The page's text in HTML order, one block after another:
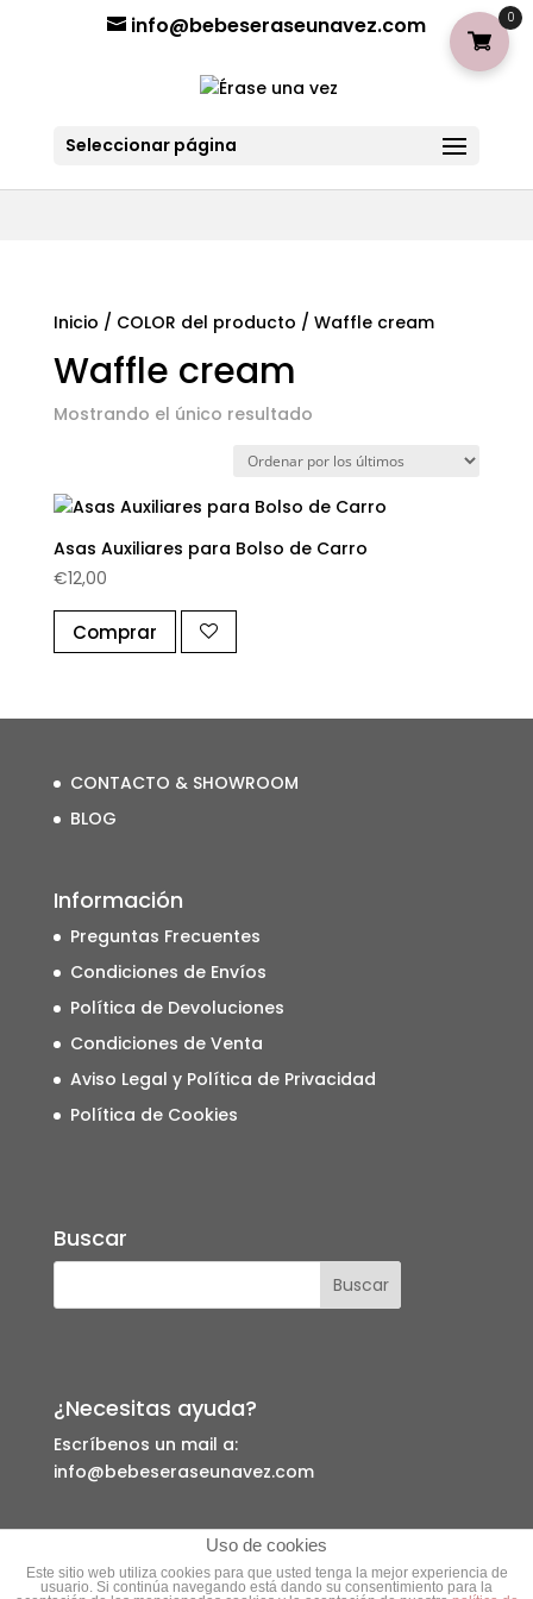
¡Aviso importante para tod@s! Si necesitan más información
info@bebeseraseunavez.com
Seleccionar página
Inicio / COLOR del producto / Waffle cream
Waffle cream
Mostrando el único resultado
Asas Auxiliares para Bolso de Carro
€12,00
Comprar
CONTACTO & SHOWROOM
BLOG
Información
Preguntas Frecuentes
Condiciones de Envíos
Política de Devoluciones
Condiciones de Venta
Aviso Legal y Política de Privacidad
Política de Cookies
Buscar
¿Necesitas ayuda?
Escríbenos un mail a:
info@bebeseraseunavez.com
Uso de cookies
Este sitio web utiliza cookies para que usted tenga la mejor experiencia de
usuario. Si continúa navegando está dando su consentimiento para la
0